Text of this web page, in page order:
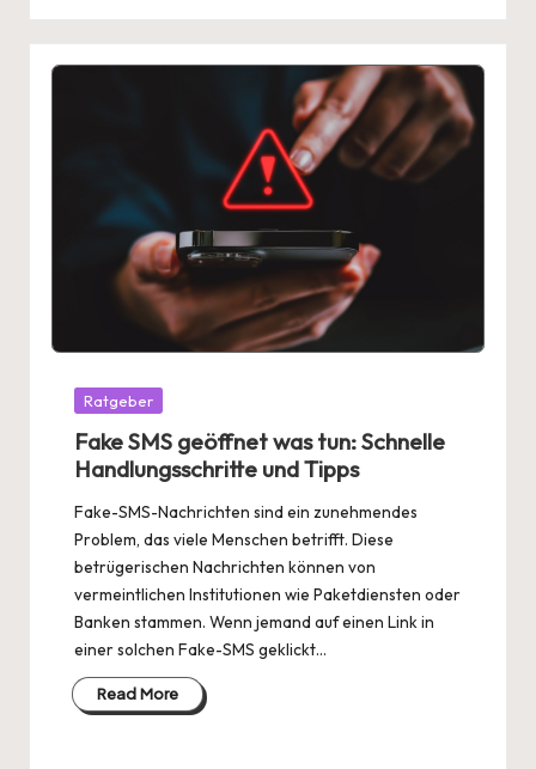
Posted
Ratgeber
Fake SMS geöffnet was tun: Schnelle
Handlungsschritte und Tipps
Fake-SMS-Nachrichten sind ein zunehmendes
Problem, das viele Menschen betrifft. Diese
betrügerischen Nachrichten können von
vermeintlichen Institutionen wie Paketdiensten oder
Banken stammen. Wenn jemand auf einen Link in
einer solchen Fake-SMS geklickt…
Read More